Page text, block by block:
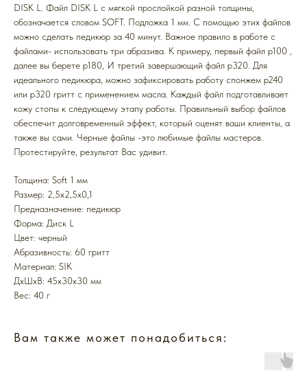
DISK L. Файл DISK L с мягкой прослойкой разной толщины,
обозначается словом SOFT. Подложка 1 мм. С помощью этих файлов
можно сделать педикюр за 40 минут. Важное правило в работе с
файлами- использовать три абразива. К примеру, первый файл p100 ,
далее вы берете p180, И третий завершающий файл p320. Для
идеального педикюра, можно зафиксировать работу спонжем p240
или p320 гритт с применением масла. Каждый файл подготавливает
кожу стопы к следующему этапу работы. Правильный выбор файлов
обеспечит долговременный эффект, который оценят ваши клиенты, а
также вы сами. Черные файлы -это любимые файлы мастеров.
Протестируйте, результат Вас удивит.
Толщина: Soft 1 мм
Размер: 2,5x2,5x0,1
Предназначение: педикюр
Форма: Диск L
Цвет: черный
Абразивность: 60 гритт
Mатериал: SIK
ДxШxВ: 45x30x30 мм
Вес: 40 г
Вам также может понадобиться: